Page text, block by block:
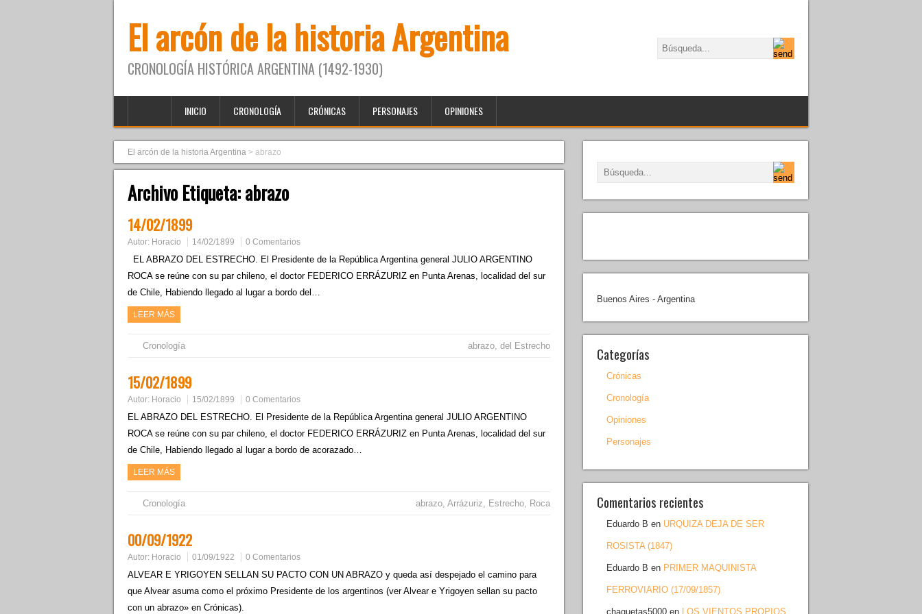
El arcón de la historia Argentina
CRONOLOGÍA HISTÓRICA ARGENTINA (1492-1930)
INICIO CRONOLOGÍA CRÓNICAS PERSONAJES OPINIONES
El arcón de la historia Argentina > abrazo
Archivo Etiqueta:abrazo
14/02/1899
Autor: Horacio 14/02/1899 0 Comentarios
EL ABRAZO DEL ESTRECHO. El Presidente de la República Argentina general JULIO ARGENTINO
ROCA se reúne con su par chileno, el doctor FEDERICO ERRÁZURIZ en Punta Arenas, localidad del sur
de Chile, Habiendo llegado al lugar a bordo del…
LEER MÁS
Cronología abrazo, del Estrecho
15/02/1899
Autor: Horacio 15/02/1899 0 Comentarios
EL ABRAZO DEL ESTRECHO. El Presidente de la República Argentina general JULIO ARGENTINO
ROCA se reúne con su par chileno, el doctor FEDERICO ERRÁZURIZ en Punta Arenas, localidad del sur
de Chile, Habiendo llegado al lugar a bordo de acorazado…
LEER MÁS
Cronología abrazo, Arrázuriz, Estrecho, Roca
00/09/1922
Autor: Horacio 01/09/1922 0 Comentarios
ALVEAR E YRIGOYEN SELLAN SU PACTO CON UN ABRAZO y queda así despejado el camino para
que Alvear asuma como el próximo Presidente de los argentinos (ver Alvear e Yrigoyen sellan su pacto
con un abrazo» en Crónicas).
Buenos Aires - Argentina
Categorías
Crónicas
Cronología
Opiniones
Personajes
Comentarios recientes
Eduardo B en URQUIZA DEJA DE SER
ROSISTA (1847)
Eduardo B en PRIMER MAQUINISTA
FERROVIARIO (17/09/1857)
chaquetas5000 en LOS VIENTOS PROPIOS